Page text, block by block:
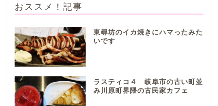
おススメ！記事
東尋坊のイカ焼きにハマったみた
いです
ラスティコ４ 岐阜市の古い町並
み川原町界隈の古民家カフェ
ぎふまるけ内の記事と写真
（画像）＆掲載情報につい